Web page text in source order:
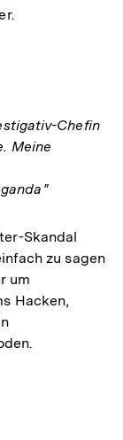
Chefin
Meine
Skandal
zu sagen
um
Hacken,